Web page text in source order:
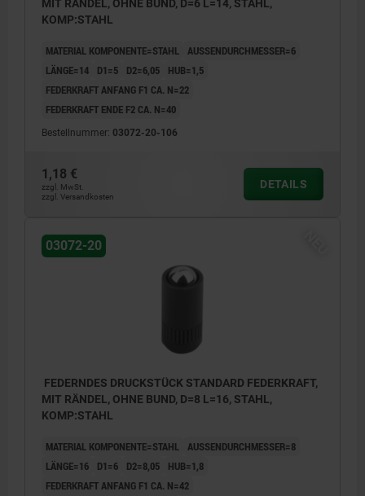
MIT RÄNDEL, OHNE BUND, D=6 L=14, STAHL,
KOMP:STAHL
MATERIAL KOMPONENTE=STAHL AUSSENDURCHMESSER=6
LÄNGE=14
D1=5 D2=6,05
HUB=1,5
FEDERKRAFT ANFANG F1 CA. N=22
FEDERKRAFT ENDE F2 CA. N=40
Bestellnummer: 03072-20-106
1,18 €
zzgl. MwSt.
zzgl. Versandkosten
DETAILS
03072-20
FEDERNDES DRUCKSTÜCK STANDARD FEDERKRAFT,
MIT RÄNDEL, OHNE BUND, D=8 L=16, STAHL,
KOMP:STAHL
MATERIAL KOMPONENTE=STAHL
AUSSENDURCHMESSER=8
LÄNGE=16
D1=6 D2=8,05
HUB=1,8
FEDERKRAFT ANFANG F1 CA. N=42